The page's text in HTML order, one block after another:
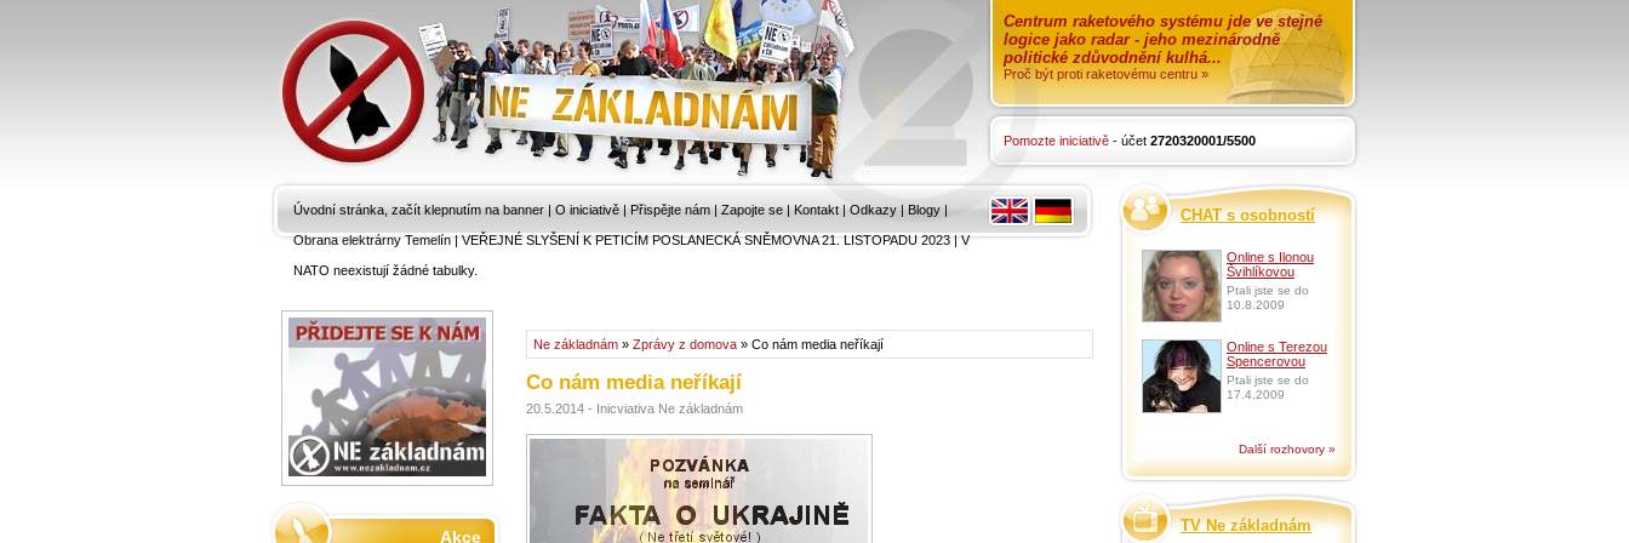
Centrum raketového systému jde ve stejné
logice jako radar - jeho mezinárodně
politické zdůvodnění kulhá...
Proč být proti raketovému centru »
Pomozte iniciativě - účet 2720320001/5500
Úvodní stránka, začít klepnutím na banner | O iniciativě | Přispějte nám | Zapojte se | Kontakt | Odkazy | Blogy |
Obrana elektrárny Temelín|VEŘEJNÉ SLYŠENÍ K PETICÍM POSLANECKÁ SNĚMOVNA 21. LISTOPADU 2023|V
NATO neexistují žádné tabulky.
Ne základnám » Zprávy z domova » Co nám media neříkají
Co nám media neříkají
20.5.2014 - Inicviativa Ne základnám
Akce
CHAT s osobností
Online s Ilonou
Švihlíkovou
Ptali jste se do
10.8.2009
Online s Terezou
Spencerovou
Ptali jste se do
17.4.2009
Další rozhovory »
TV Ne základnám